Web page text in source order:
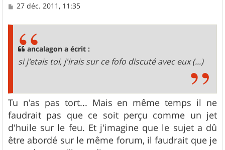
M
27 déc. 2011, 11:35
ancalagon a écrit :
si j'etais toi, j'irais sur ce fofo discuté avec eux (...)
Tu n'as pas tort... Mais en même temps il ne
faudrait pas que ce soit perçu comme un jet
d'huile sur le feu. Et j'imagine que le sujet a dû
être abordé sur le même forum, il faudrait que je